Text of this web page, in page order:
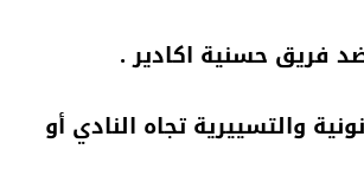
فريق حسنية اكادير .
والتسييرية تجاه النادي أو